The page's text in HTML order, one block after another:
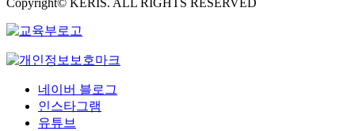
Copyright© KERIS. ALL RIGHTS RESERVED
네이버 블로그
인스타그램
유튜브